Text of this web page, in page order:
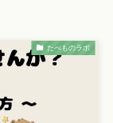
たべものラボ